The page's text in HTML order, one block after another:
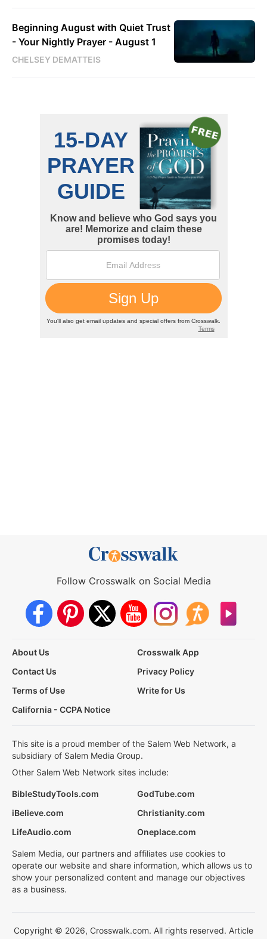
Beginning August with Quiet Trust
- Your Nightly Prayer - August 1
CHELSEY DEMATTEIS
Follow Crosswalk on Social Media
About Us
Crosswalk App
Contact Us
Privacy Policy
Terms of Use
Write for Us
California - CCPA Notice
This site is a proud member of the Salem Web Network, a
subsidiary of Salem Media Group.
Other Salem Web Network sites include:
BibleStudyTools.com
GodTube.com
iBelieve.com
Christianity.com
LifeAudio.com
Oneplace.com
Salem Media, our partners and affiliates use cookies to
operate our website and share information, which allows us to
show your personalized content and manage our objectives
as a business.
Copyright © 2026, Crosswalk.com. All rights reserved. Article